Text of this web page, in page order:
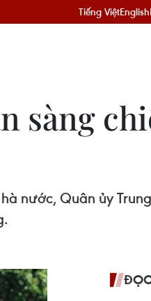
Tiếng ViệtEnglish
sàng
nước, Quân ủy